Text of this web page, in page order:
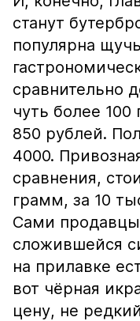
станут
популярна
сравнительно
чуть более
850 рублей.
4000.
сравнения,
грамм, за 10
Сами
сложившейся
на прилавке
вот чёрная
цену, не